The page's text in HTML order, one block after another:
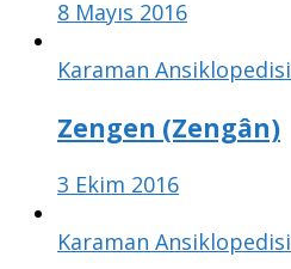
8 Mayıs 2016
Karaman Ansiklopedisi
Zengen (Zengân)
3 Ekim 2016
Karaman Ansiklopedisi